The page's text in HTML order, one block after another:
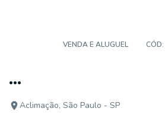
VENDA E ALUGUEL CÓD:
...
Aclimação, São Paulo - SP